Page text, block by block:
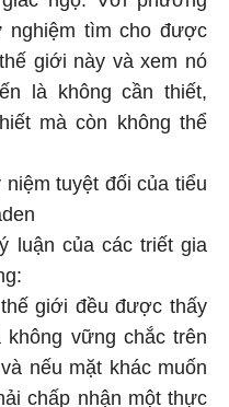
nghiệm tìm cho được
giới này và xem nó
là không cần thiết,
mà còn không thể
tuyệt đối của tiểu
luận của các triết gia
giới đều được thấy
vững chắc trên
nếu mặt khác muốn
chấp nhận một thực